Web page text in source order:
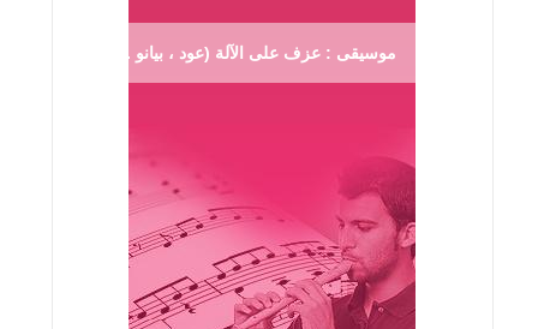
موسيقى : عزف على الآلة (عود ، بيانو ...)